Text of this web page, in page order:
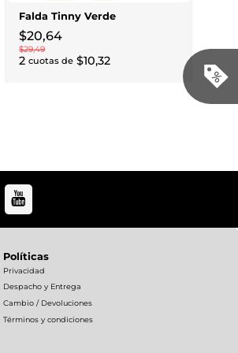
Falda Tinny Verde
$20,64
$29,49
2 cuotas de $10,32
Políticas
Privacidad
Despacho y Entrega
Cambio / Devoluciones
Términos y condiciones